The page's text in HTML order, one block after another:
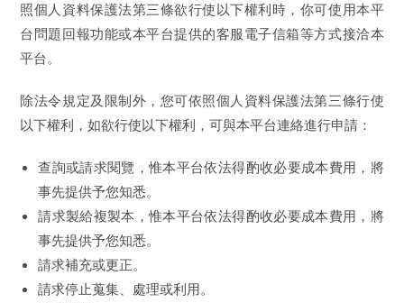
照個人資料保護法第三條欲行使以下權利時，你可使用本平
台問題回報功能或本平台提供的客服電子信箱等方式接洽本
平台。
除法令規定及限制外，您可依照個人資料保護法第三條行使
以下權利，如欲行使以下權利，可與本平台連絡進行申請：
查詢或請求閱覽，惟本平台依法得酌收必要成本費用，將
事先提供予您知悉。
請求製給複製本，惟本平台依法得酌收必要成本費用，將
事先提供予您知悉。
請求補充或更正。
請求停止蒐集、處理或利用。